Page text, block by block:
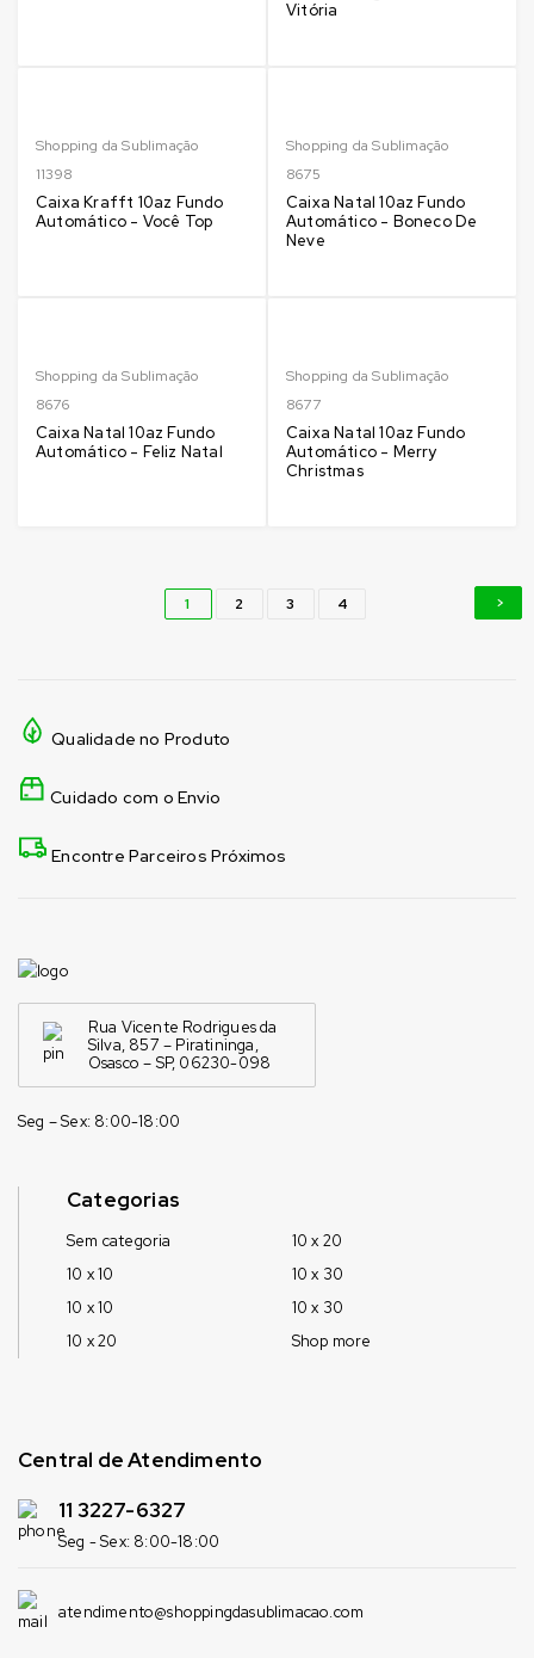
Vitória
Shopping da Sublimação
11398
Caixa Krafft 10az Fundo
Automático - Você Top
Shopping da Sublimação
8675
Caixa Natal 10az Fundo
Automático - Boneco De
Neve
Shopping da Sublimação
8676
Caixa Natal 10az Fundo
Automático - Feliz Natal
Shopping da Sublimação
8677
Caixa Natal 10az Fundo
Automático - Merry
Christmas
1 2 3 4
Qualidade no Produto
Cuidado com o Envio
Encontre Parceiros Próximos
Rua Vicente Rodrigues da
Silva, 857 – Piratininga,
Osasco – SP, 06230-098
Seg – Sex: 8:00-18:00
Categorias
Sem categoria
10 x 10
10 x 10
10 x 20
10 x 20
10 x 30
10 x 30
Shop more
Central de Atendimento
11 3227-6327
Seg - Sex: 8:00-18:00
atendimento@shoppingdasublimacao.com